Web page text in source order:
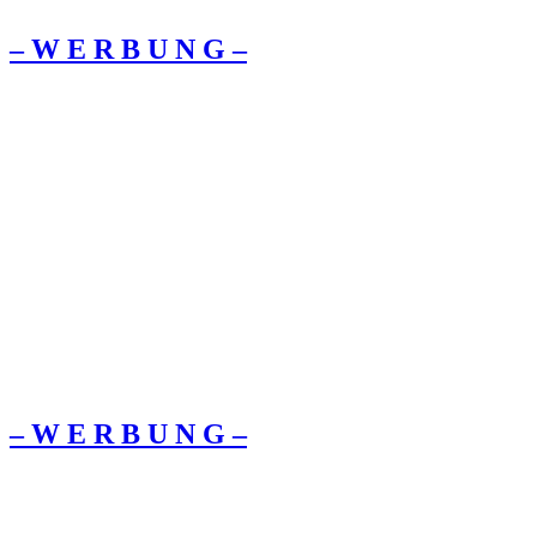
– W Ε R Β U Ν G –
– W Ε R Β U Ν G –